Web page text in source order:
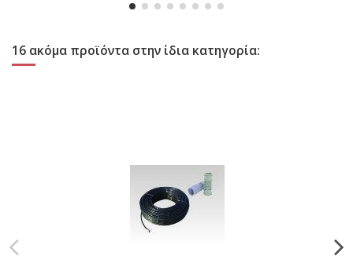
16 ακόμα προϊόντα στην ίδια κατηγορία: